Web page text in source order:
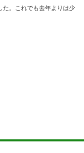
た。これでも去年よりは少